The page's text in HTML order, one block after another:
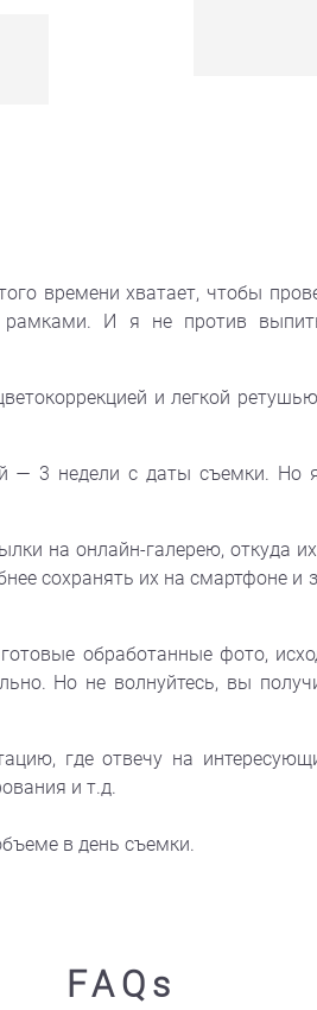
времени хватает, чтобы
рамками. И я не против
и легкой
— 3 недели с даты съемки. Но
на онлайн-галерею, откуда
сохранять их на смартфоне и
обработанные фото,
Но не волнуйтесь, вы
где отвечу на
и т.д.
в день съемки.
FAQs